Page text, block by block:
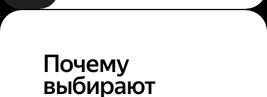
Почему
выбирают